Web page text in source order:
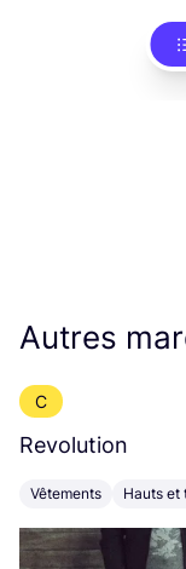
Autres
C
Revolution
Vêtements Hauts et